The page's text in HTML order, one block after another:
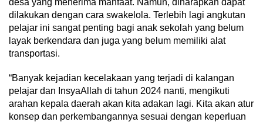
desa yang menerima manfaat. Namun, diharapkan dapat
dilakukan dengan cara swakelola. Terlebih lagi angkutan
pelajar ini sangat penting bagi anak sekolah yang belum
layak berkendara dan juga yang belum memiliki alat
transportasi.
“Banyak kejadian kecelakaan yang terjadi di kalangan
pelajar dan InsyaAllah di tahun 2024 nanti, mengikuti
arahan kepala daerah akan kita adakan lagi. Kita akan atur
konsep dan perkembangannya sesuai dengan keperluan